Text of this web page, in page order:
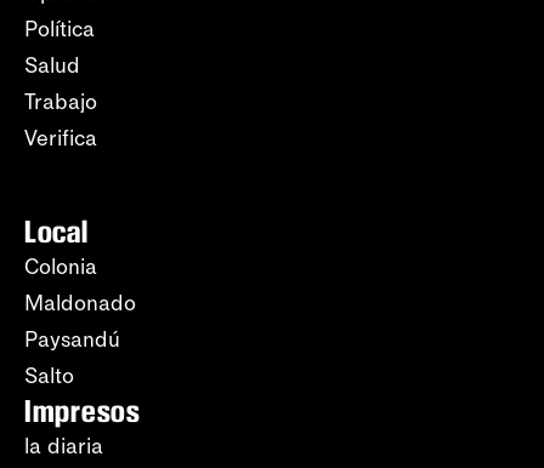
Política
Salud
Trabajo
Verifica
Local
Colonia
Maldonado
Paysandú
Salto
Impresos
la diaria